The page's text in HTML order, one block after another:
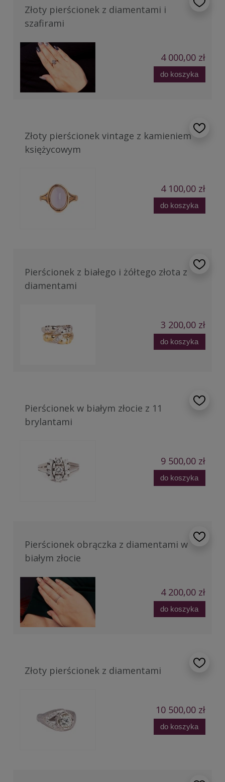
Złoty pierścionek z diamentami i
szafirami
4 000,00 zł
do koszyka
Złoty pierścionek vintage z kamieniem
księżycowym
4 100,00 zł
do koszyka
Pierścionek z białego i żółtego złota z
diamentami
3 200,00 zł
do koszyka
Pierścionek w białym złocie z 11
brylantami
9 500,00 zł
do koszyka
Pierścionek obrączka z diamentami w
białym złocie
4 200,00 zł
do koszyka
Złoty pierścionek z diamentami
10 500,00 zł
do koszyka